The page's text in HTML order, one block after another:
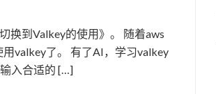
换到Valkey的使用》。 随着aws
valkey了。 有了AI，学习valkey
入合适的 […]